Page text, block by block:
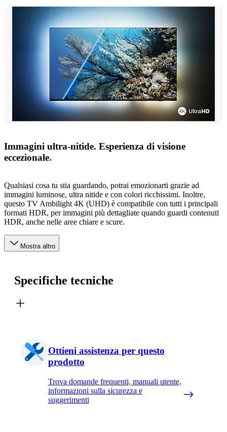
Immagini ultra-nitide. Esperienza di visione
eccezionale.
Qualsiasi cosa tu stia guardando, potrai emozionarti grazie ad
immagini luminose, ultra nitide e con colori ricchissimi. Inoltre,
questo TV Ambilight 4K (UHD) è compatibile con tutti i principali
formati HDR, per immagini più dettagliate quando guardi contenuti
HDR, anche nelle aree chiare e scure.
Mostra altro
Specifiche tecniche
Ottieni assistenza per questo
prodotto
Trova domande frequenti, manuali utente,
informazioni sulla sicurezza e
suggerimenti